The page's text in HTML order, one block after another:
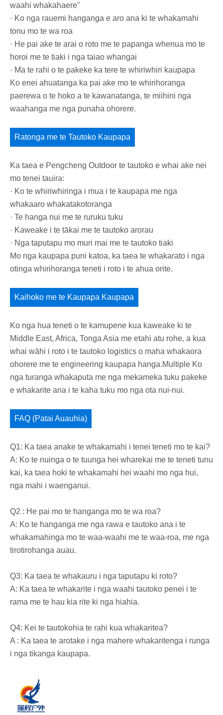
waahi whakahaere"
· Ko nga rauemi hanganga e aro ana ki te whakamahi
tonu mo te wa roa
· He pai ake te arai o roto me te papanga whenua mo te
horoi me te tiaki i nga taiao whangai
· Ma te rahi o te pakeke ka tere te whiriwhiri kaupapa
Ko enei ahuatanga ka pai ake mo te whirihoranga
paerewa o te hoko a te kawanatanga, te miihini nga
waahanga me nga punaha ohorere.
Ratonga me te Tautoko Kaupapa
Ka taea e Pengcheng Outdoor te tautoko e whai ake nei
mo tenei tauira:
· Ko te whiriwhiringa i mua i te kaupapa me nga
whakaaro whakatakotoranga
· Te hanga nui me te ruruku tuku
· Kaweake i te tākai me te tautoko arorau
· Nga taputapu mo muri mai me te tautoko tiaki
Mo nga kaupapa puni katoa, ka taea te whakarato i nga
otinga whirihoranga teneti i roto i te ahua orite.
Kaihoko me te Kaupapa Kaupapa
Ko nga hua teneti o te kamupene kua kaweake ki te
Middle East, Africa, Tonga Asia me etahi atu rohe, a kua
whai wāhi i roto i te tautoko logistics o maha whakaora
ohorere me te engineering kaupapa hanga.Multiple Ko
nga turanga whakaputa me nga mekameka tuku pakeke
e whakarite ana i te kaha tuku mo nga ota nui-nui.
FAQ (Patai Auauhia)
Q1: Ka taea anake te whakamahi i tenei teneti mo te kai?
A: Ko te nuinga o te tuunga hei wharekai me te teneti tunu
kai, ka taea hoki te whakamahi hei waahi mo nga hui,
nga mahi i waenganui.
Q2 : He pai mo te hanganga mo te wa roa?
A: Ko te hanganga me nga rawa e tautoko ana i te
whakamahinga mo te waa-waahi me te waa-roa, me nga
tirotirohanga auau.
Q3: Ka taea te whakauru i nga taputapu ki roto?
A: Ka taea te whakarite i nga waahi tautoko penei i te
rama me te hau kia rite ki nga hiahia.
Q4: Kei te tautokohia te rahi kua whakaritea?
A : Ka taea te arotake i nga mahere whakaritenga i runga
i nga tikanga kaupapa.